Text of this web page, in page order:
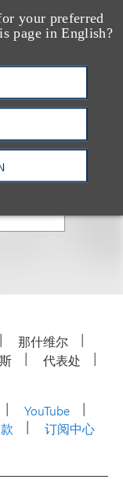
your preferred
page in English?
那什维尔
代表处
YouTube
订阅中心